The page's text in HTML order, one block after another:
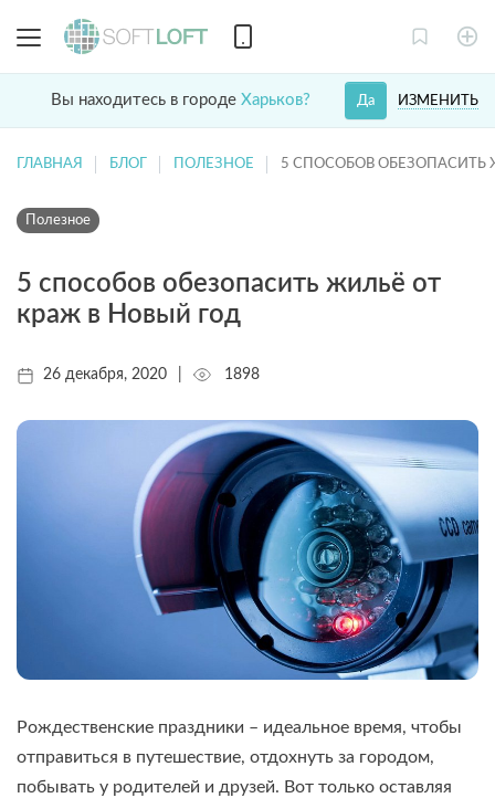
Вы находитесь в городе Харьков? ИЗМЕНИТЬ
Да
ГЛАВНАЯ БЛОГ ПОЛЕЗНОЕ 5 СПОСОБОВ
Полезное
5 способов обезопасить жильё от
краж в Новый год
26 декабря, 2020 1898
Рождественские праздники – идеальное время, чтобы
отправиться в путешествие, отдохнуть за городом,
побывать у родителей и друзей. Вот только оставляя